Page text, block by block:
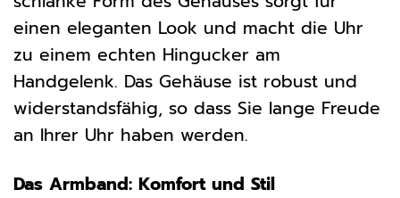
einen eleganten Look und macht die Uhr
zu einem echten Hingucker am
Handgelenk. Das Gehäuse ist robust und
widerstandsfähig, so dass Sie lange Freude
an Ihrer Uhr haben werden.
Das Armband: Komfort und Stil